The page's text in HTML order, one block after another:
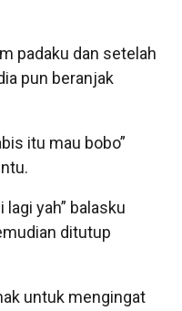
padaku dan setelah
pun beranjak
itu mau bobo”
yah” balasku
ditutup
untuk mengingat